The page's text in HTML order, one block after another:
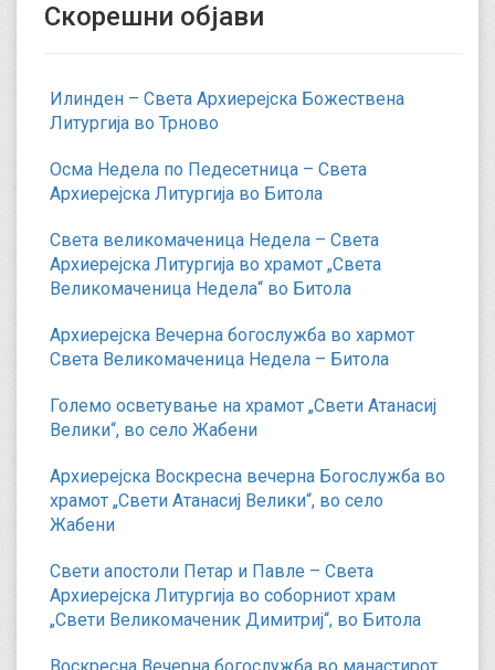
Скорешни објави
Илинден – Света Архиерејска Божествена
Литургија во Трново
Осма Недела по Педесетница – Света
Архиерејска Литургија во Битола
Света великомаченица Недела – Света
Архиерејска Литургија во храмот „Света
Великомаченица Недела“ во Битола
Архиерејска Вечерна богослужба во хармот
Света Великомаченица Недела – Битола
Големо осветување на храмот „Свети Атанасиј
Велики“, во село Жабени
Архиерејска Воскресна вечерна Богослужба во
храмот „Свети Атанасиј Велики“, во село
Жабени
Свети апостоли Петар и Павле – Света
Архиерејска Литургија во соборниот храм
„Свети Великомаченик Димитриј“, во Битола